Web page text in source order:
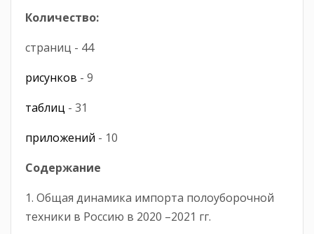
Количество:
страниц - 44
рисунков - 9
таблиц - 31
приложений - 10
Содержание
1. Общая динамика импорта полоуборочной
техники в Россию в 2020 –2021 гг.